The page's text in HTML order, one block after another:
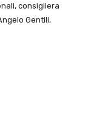
consigliera
Gentili,